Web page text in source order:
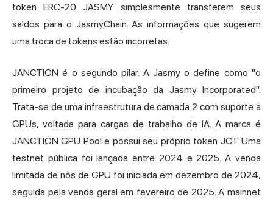
token ERC-20 JASMY simplesmente transferem seus
saldos para o JasmyChain. As informações que sugerem
uma troca de tokens estão incorretas.
JANCTION é o segundo pilar. A Jasmy o define como "o
primeiro projeto de incubação da Jasmy Incorporated".
Trata-se de uma infraestrutura de camada 2 com suporte a
GPUs, voltada para cargas de trabalho de IA. A marca é
JANCTION GPU Pool e possui seu próprio token JCT. Uma
testnet pública foi lançada entre 2024 e 2025. A venda
limitada de nós de GPU foi iniciada em dezembro de 2024,
seguida pela venda geral em fevereiro de 2025. A mainnet